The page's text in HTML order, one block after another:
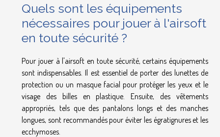
Quels sont les équipements
nécessaires pour jouer à l'airsoft
en toute sécurité ?
Pour jouer à l'airsoft en toute sécurité, certains équipements
sont indispensables. Il est essentiel de porter des lunettes de
protection ou un masque facial pour protéger les yeux et le
visage des billes en plastique. Ensuite, des vêtements
appropriés, tels que des pantalons longs et des manches
longues, sont recommandés pour éviter les égratignures et les
ecchymoses.